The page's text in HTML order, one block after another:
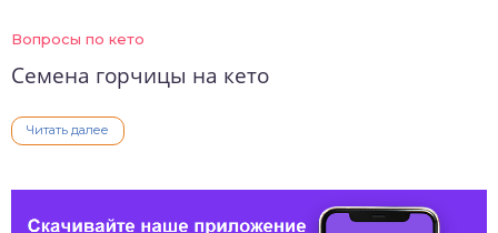
Вопросы по кето
Семена горчицы на кето
Читать далее